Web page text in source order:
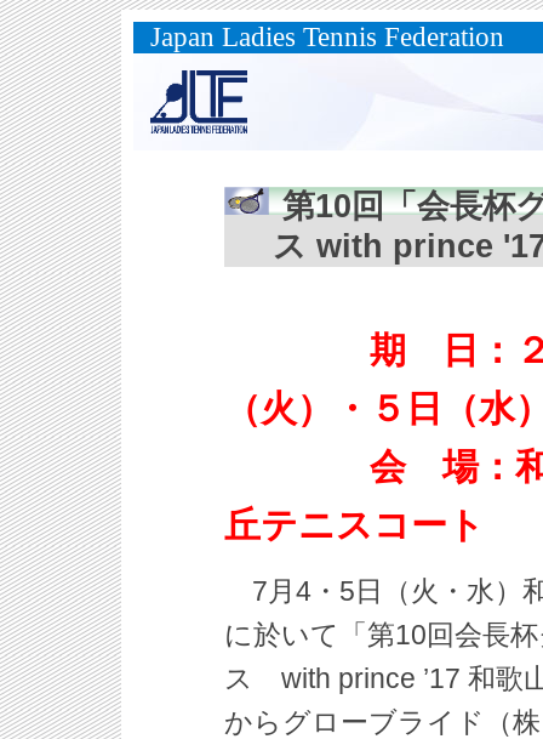
Japan Ladies Tennis Federation
第10回「会長杯
ス with prince
期 日：２０
（火）・５
会 場：和歌
丘テニスコート
7月4・5日（火・水）
に於いて「第10回会長
ス with prince ’17 和歌
からグローブライド（